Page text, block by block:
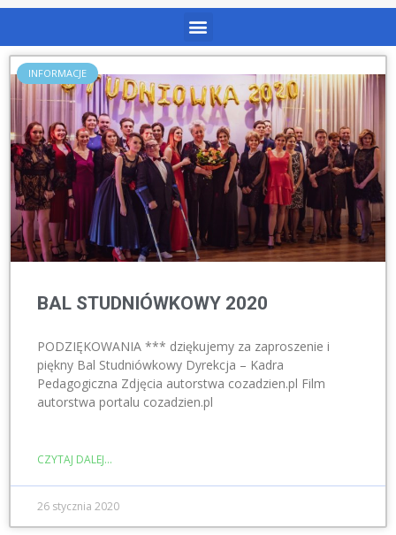
INFORMACJE
BAL STUDNIÓWKOWY 2020
PODZIĘKOWANIA *** dziękujemy za zaproszenie i
piękny Bal Studniówkowy Dyrekcja – Kadra
Pedagogiczna Zdjęcia autorstwa cozadzien.pl Film
autorstwa portalu cozadzien.pl
CZYTAJ DALEJ...
26 stycznia 2020